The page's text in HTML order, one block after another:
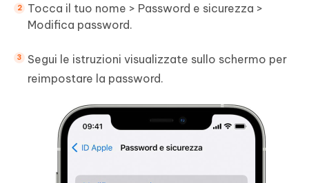
Tocca il tuo nome > Password e sicurezza >
Modifica password.
Segui le istruzioni visualizzate sullo schermo per
reimpostare la password.